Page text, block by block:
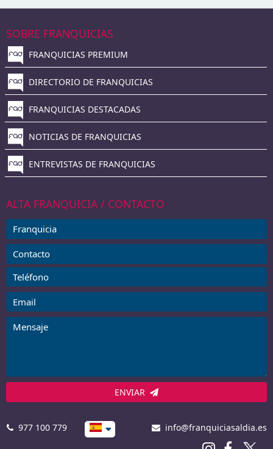
SOBRE FRANQUICIAS
FRANQUICIAS PREMIUM
DIRECTORIO DE FRANQUICIAS
FRANQUICIAS DESTACADAS
NOTICIAS DE FRANQUICIAS
ENTREVISTAS DE FRANQUICIAS
ALTA FRANQUICIA / CONTACTO
ENVIAR
977 100 779 info@franquiciasaldia.es